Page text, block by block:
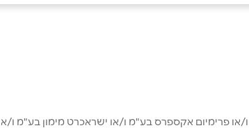
אקספרס בע"מ ו/או ישראכרט מימון בע"מ ו/או